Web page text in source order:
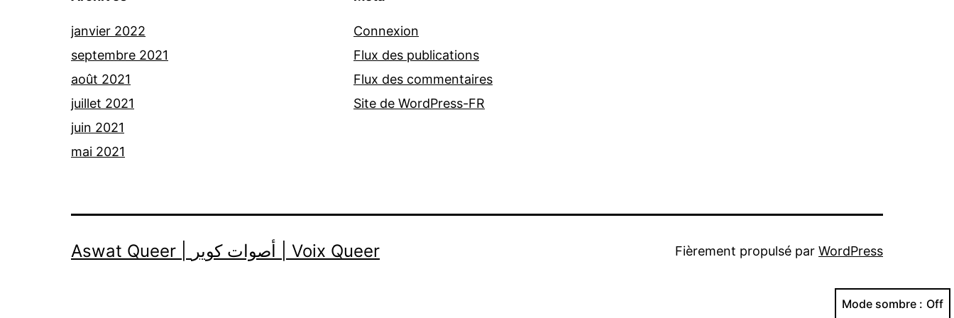
janvier 2022
septembre 2021
août 2021
juillet 2021
juin 2021
mai 2021
Connexion
Flux des publications
Flux des commentaires
Site de WordPress-FR
Aswat Queer | أصوات كوير | Voix Queer Fièrement propulsé par WordPress
Mode sombre :